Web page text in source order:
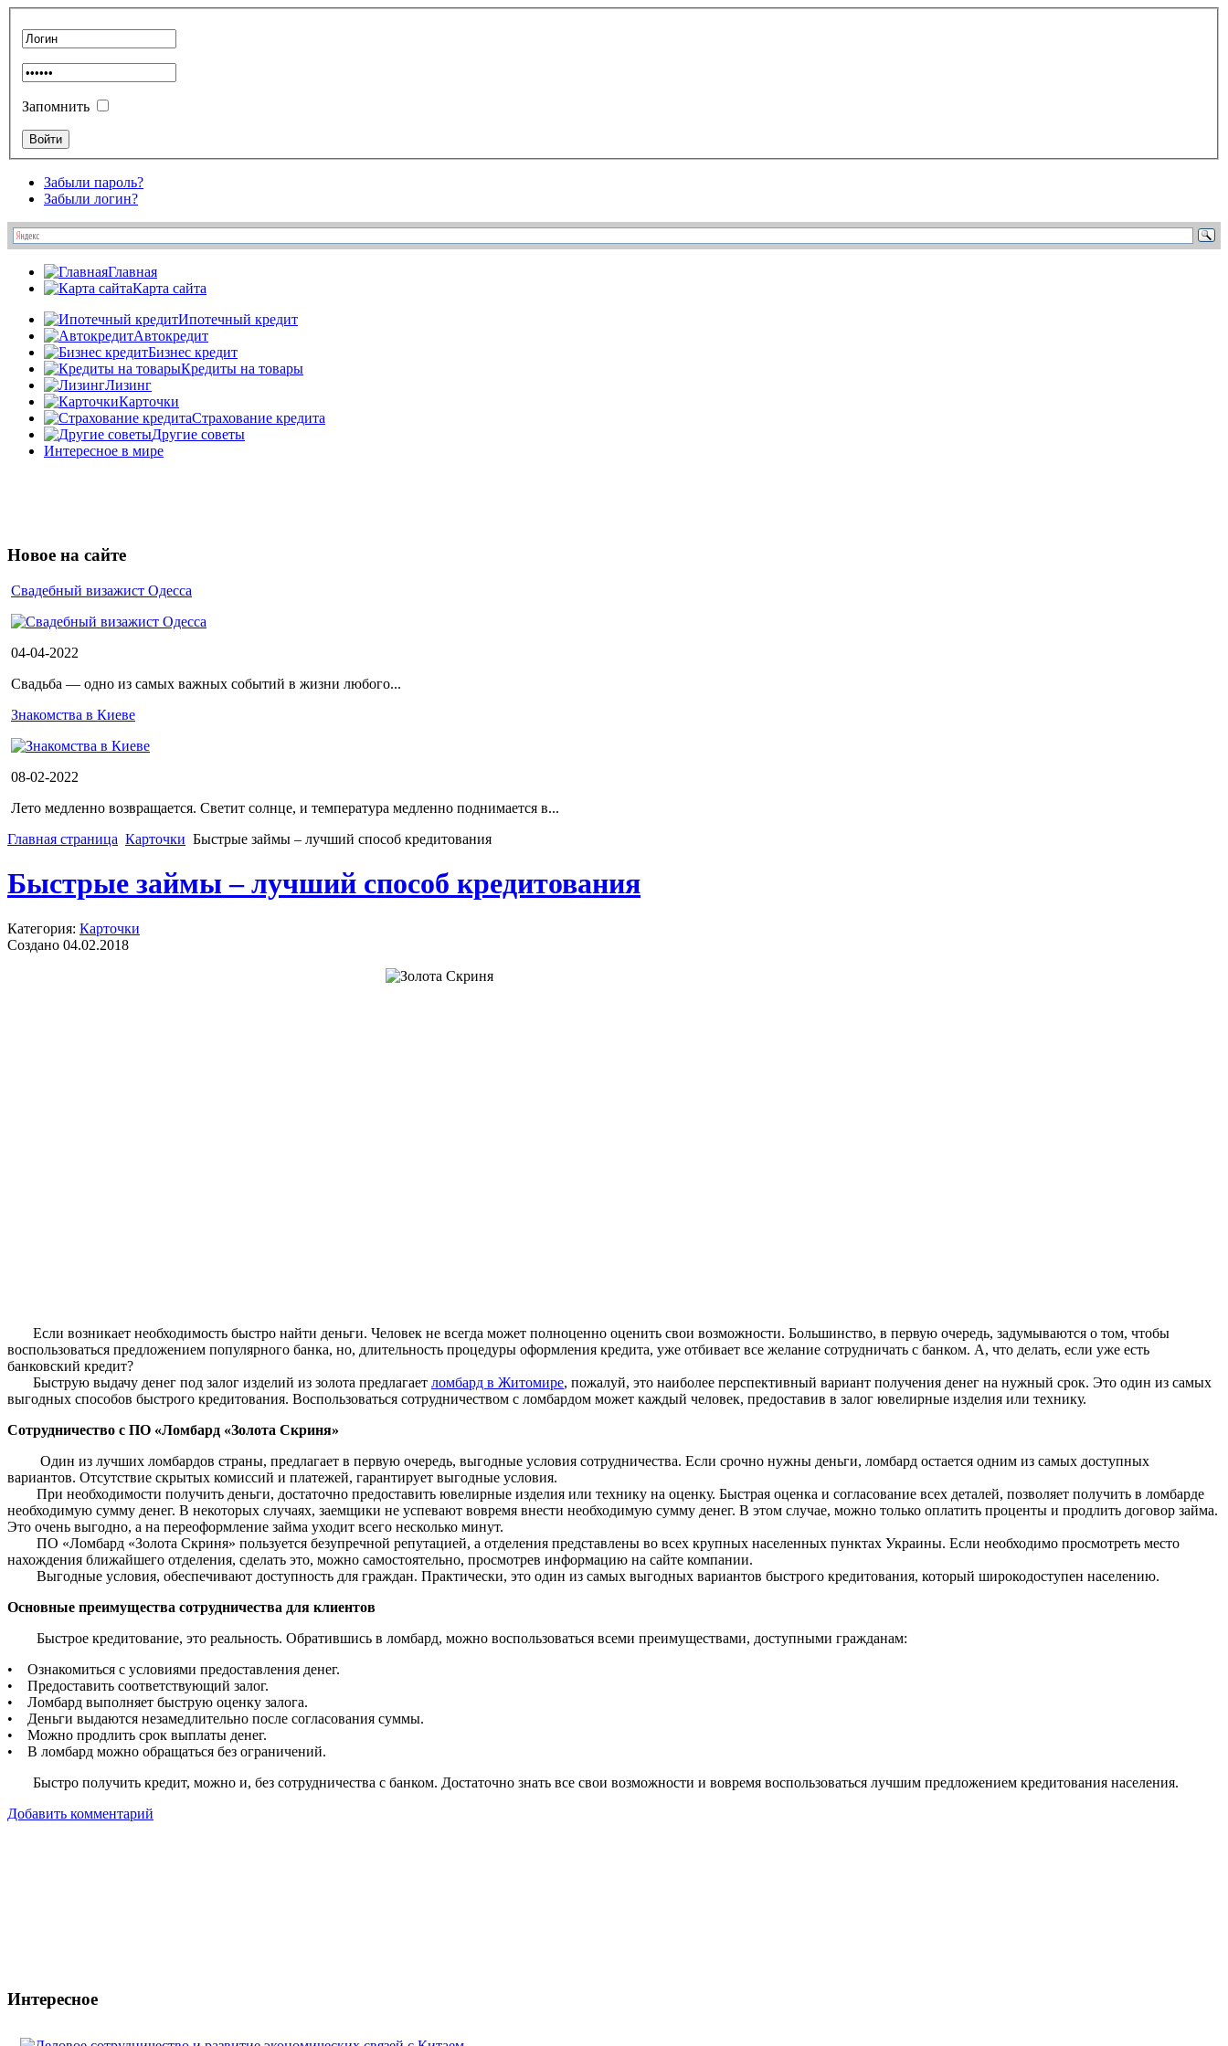
Запомнить
Забыли пароль?
Забыли логин?
Главная
Карта сайта
Ипотечный кредит
Автокредит
Бизнес кредит
Кредиты на товары
Лизинг
Карточки
Страхование кредита
Другие советы
Интересное в мире
Новое на сайте
Cвадебный визажист Одесса
04-04-2022
Свадьба — одно из самых важных событий в жизни любого...
Знакомства в Киеве
08-02-2022
Лето медленно возвращается. Светит солнце, и температура медленно поднимается в...
Главная страница Карточки Быстрые займы – лучший способ кредитования
Быстрые займы – лучший способ кредитования
Категория: Карточки
Создано 04.02.2018
Если возникает необходимость быстро найти деньги. Человек не всегда может полноценно оценить свои возможности. Большинство, в первую очередь, задумываются о том, чтобы
воспользоваться предложением популярного банка, но, длительность процедуры оформления кредита, уже отбивает все желание сотрудничать с банком. А, что делать, если уже есть
банковский кредит?
Быструю выдачу денег под залог изделий из золота предлагает ломбард в Житомире, пожалуй, это наиболее перспективный вариант получения денег на нужный срок. Это один из самых
выгодных способов быстрого кредитования. Воспользоваться сотрудничеством с ломбардом может каждый человек, предоставив в залог ювелирные изделия или технику.
Сотрудничество с ПО «Ломбард «Золота Скриня»
Один из лучших ломбардов страны, предлагает в первую очередь, выгодные условия сотрудничества. Если срочно нужны деньги, ломбард остается одним из самых доступных
вариантов. Отсутствие скрытых комиссий и платежей, гарантирует выгодные условия.
При необходимости получить деньги, достаточно предоставить ювелирные изделия или технику на оценку. Быстрая оценка и согласование всех деталей, позволяет получить в ломбарде
необходимую сумму денег. В некоторых случаях, заемщики не успевают вовремя внести необходимую сумму денег. В этом случае, можно только оплатить проценты и продлить договор займа.
Это очень выгодно, а на переоформление займа уходит всего несколько минут.
ПО «Ломбард «Золота Скриня» пользуется безупречной репутацией, а отделения представлены во всех крупных населенных пунктах Украины. Если необходимо просмотреть место
нахождения ближайшего отделения, сделать это, можно самостоятельно, просмотрев информацию на сайте компании.
Выгодные условия, обеспечивают доступность для граждан. Практически, это один из самых выгодных вариантов быстрого кредитования, который широкодоступен населению.
Основные преимущества сотрудничества для клиентов
Быстрое кредитование, это реальность. Обратившись в ломбард, можно воспользоваться всеми преимуществами, доступными гражданам:
• Ознакомиться с условиями предоставления денег.
• Предоставить соответствующий залог.
• Ломбард выполняет быструю оценку залога.
• Деньги выдаются незамедлительно после согласования суммы.
• Можно продлить срок выплаты денег.
• В ломбард можно обращаться без ограничений.
Быстро получить кредит, можно и, без сотрудничества с банком. Достаточно знать все свои возможности и вовремя воспользоваться лучшим предложением кредитования населения.
Добавить комментарий
Интересное